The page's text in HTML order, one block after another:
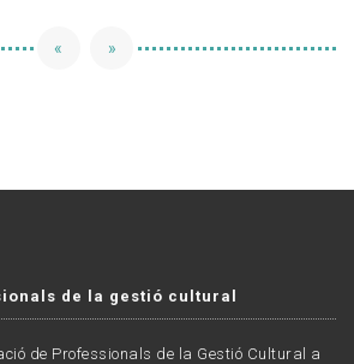
« »
de la gestió cultural
de Professionals de la Gestió Cultural a